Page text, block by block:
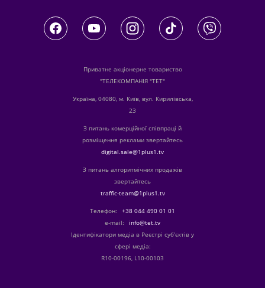
Приватне акціонерне товариство
"ТЕЛЕКОМПАНІЯ "ТЕТ"
Україна, 04080, м. Київ, вул. Кирилівська,
23
З питань комерційної співпраці й
розміщення реклами звертайтесь
digital.sale@1plus1.tv
З питань алгоритмічних продажів
звертайтесь
traffic-team@1plus1.tv
Телефон:
+38 044 490 01 01
е-mail:
info@tet.tv
Ідентифікатори медіа в Реєстрі суб’єктів у
сфері медіа:
R10-00196, L10-00103